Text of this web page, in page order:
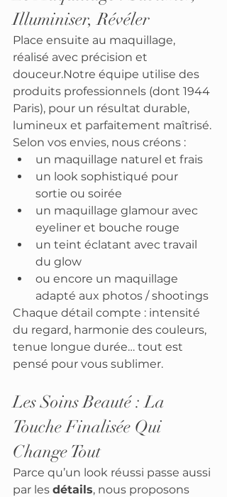
Illuminiser, Révéler
Place ensuite au maquillage,
réalisé avec précision et
douceur.Notre équipe utilise des
produits professionnels (dont 1944
Paris), pour un résultat durable,
lumineux et parfaitement maîtrisé.
Selon vos envies, nous créons :
un maquillage naturel et frais
un look sophistiqué pour
sortie ou soirée
un maquillage glamour avec
eyeliner et bouche rouge
un teint éclatant avec travail
du glow
ou encore un maquillage
adapté aux photos / shootings
Chaque détail compte : intensité
du regard, harmonie des couleurs,
tenue longue durée… tout est
pensé pour vous sublimer.
Les Soins Beauté : La
Touche Finalisée Qui
Change Tout
Parce qu’un look réussi passe aussi
par les détails, nous proposons